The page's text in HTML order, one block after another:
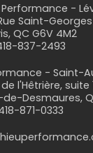
-
Saint-Georges
QC G6V 4M2
837-2493
- Saint-
l'Hêtrière, suite
Desmaures,
871-0333